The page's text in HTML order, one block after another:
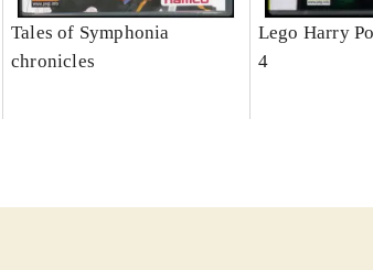
Tales of Symphonia
chronicles
Lego Harry
4